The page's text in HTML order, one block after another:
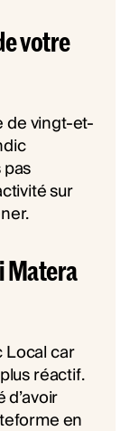
votre
de vingt-et-
sur
Matera
Local car
réactif.
en